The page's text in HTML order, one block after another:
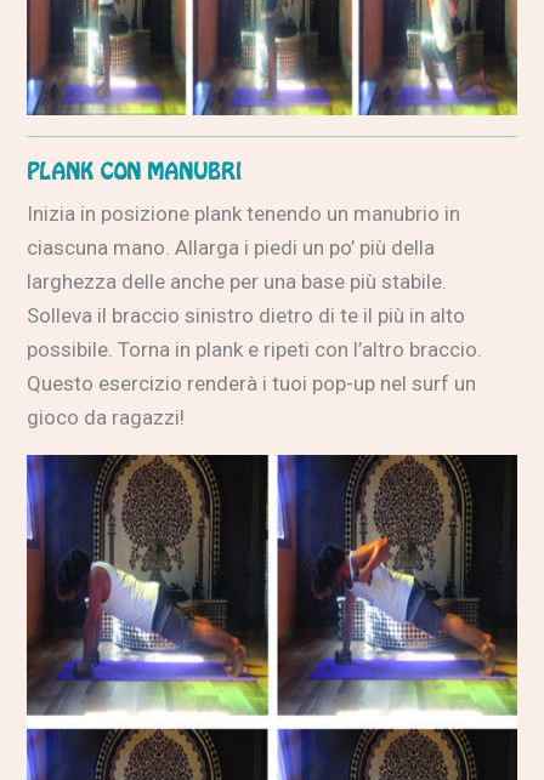
PLANK CON MANUBRI
Inizia in posizione plank tenendo un manubrio in
ciascuna mano. Allarga i piedi un po’ più della
larghezza delle anche per una base più stabile.
Solleva il braccio sinistro dietro di te il più in alto
possibile. Torna in plank e ripeti con l’altro braccio.
Questo esercizio renderà i tuoi pop-up nel surf un
gioco da ragazzi!